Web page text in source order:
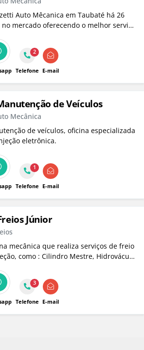
Auto Mêcanica em Taubaté há 26
no mercado oferecendo o melhor serviço
2
Telefone E-mail
de Veículos
Mecânica
de veículos, oficina especializada
eletrônica.
1
Telefone E-mail
Júnior
que realiza serviços de freio
como : Cilindro Mestre, Hidrovácuo,
Retifica em disco e Tambor.
3
Telefone E-mail